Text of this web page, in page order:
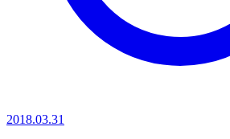
2018.03.31